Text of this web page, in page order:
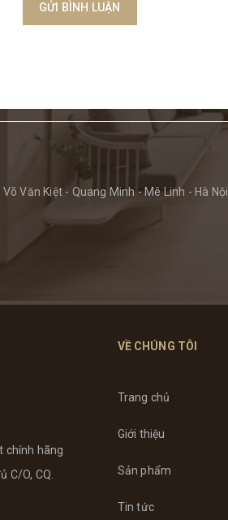
GỬI BÌNH LUẬN
Văn Kiệt - Quang Minh - Mê Linh - Hà Nội
chính hãng
C/O, CQ.
VỀ CHÚNG TÔI
Trang chủ
Giới thiệu
Sản phẩm
Tin tức